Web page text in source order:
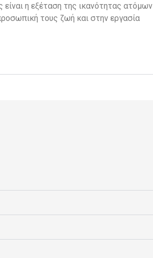
είναι η εξέταση της ικανότητας ατόμων
τους ζωή και στην εργασία